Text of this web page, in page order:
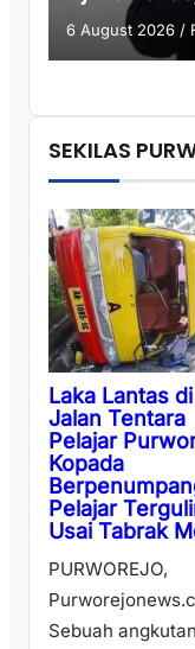
6 August 2026 /
SEKILAS
Laka Lantas di
Jalan Tentara
Pelajar
Kopada
Pelajar
Usai Tabrak
PURWOREJO,
Sebuah angkutan